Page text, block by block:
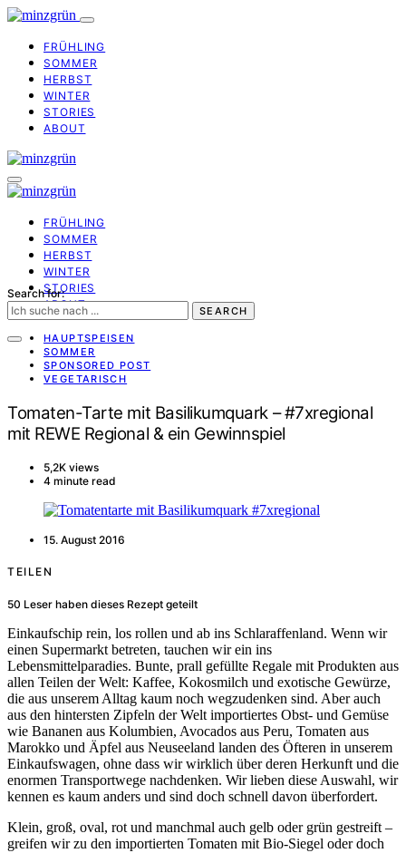
FRÜHLING
SOMMER
HERBST
WINTER
STORIES
ABOUT
FRÜHLING
SOMMER
HERBST
WINTER
STORIES
ABOUT
Search for:
SEARCH
HAUPTSPEISEN
SOMMER
SPONSORED POST
VEGETARISCH
Tomaten-Tarte mit Basilikumquark – #7xregional
mit REWE Regional & ein Gewinnspiel
5,2K views
4 minute read
15. August 2016
TEILEN
50 Leser haben dieses Rezept geteilt
Einkaufschip rein, los rollen und ab ins Schlaraffenland. Wenn wir
einen Supermarkt betreten, tauchen wir ein ins
Lebensmittelparadies. Bunte, prall gefüllte Regale mit Produkten aus
allen Teilen der Welt: Kaffee, Kokosmilch und exotische Gewürze,
die aus unserem Alltag kaum noch wegzudenken sind. Aber auch
aus den hintersten Zipfeln der Welt importiertes Obst- und Gemüse
wie Bananen aus Kolumbien, Avocados aus Peru, Tomaten aus
Marokko und Äpfel aus Neuseeland landen des Öfteren in unserem
Einkaufswagen, ohne dass wir wirklich über deren Herkunft und die
enormen Transportwege nachdenken. Wir lieben diese Auswahl, wir
kennen es kaum anders und sind doch schnell davon überfordert.
Klein, groß, oval, rot und manchmal auch gelb oder grün gestreift –
greifen wir zu den importierten Tomaten mit Bio-Siegel oder doch